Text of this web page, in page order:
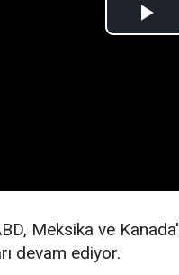
Meksika ve
devam ediyor.